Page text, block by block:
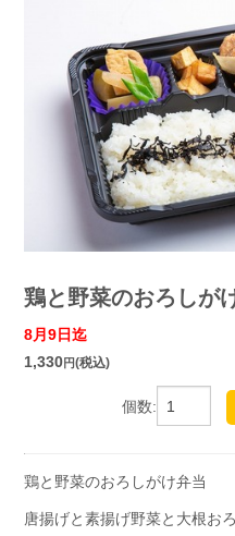
鶏と野菜のおろしが
8月9日迄
1,330円(税込)
個数:
鶏と野菜のおろしがけ弁当
唐揚げと素揚げ野菜と大根お